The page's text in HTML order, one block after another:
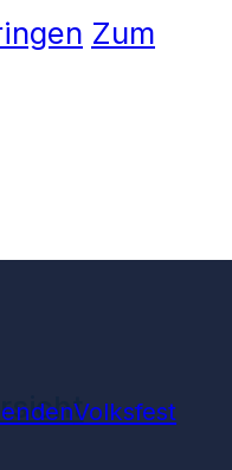
Zum
Volksfest